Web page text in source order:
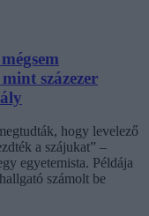
százezer
hogy levelező
a szájukat” –
egyetemista. Példája
számolt be